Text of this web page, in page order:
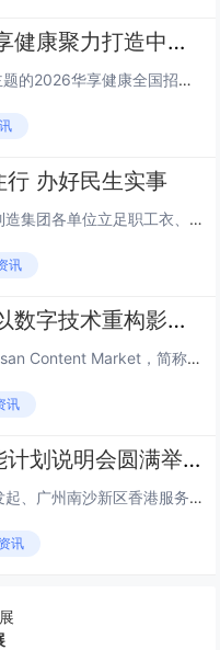
数智融合重构产业格局 华享健康聚力打造中医健康新生态
6月28日，以“数智中医 共启未来”为主题的2026华享健康全国招商发布会在山东济南举行。本次大会汇聚政府主管部门领导、...
行 办好民生实事
民生连着民心，细节彰显温度。装备制造集团各单位立足职工衣、食、住、行日常生活需求，精准对接急难愁盼，推出一系列务实暖心举...
讯
圆剧场共享平台釜山首秀 以数字技术重构影视产业新生态
近日，2026釜山国际影视节目展（Busan Content Market，简称BCM）在韩国釜山BEXCO会展中心盛大...
讯
香港家族新生代投资人赋能计划说明会圆满举行
由蝴蝶发展教育基金与水木创投联合发起、广州南沙新区香港服务中心支持的“香港家族新生代投资人赋能计划”说明会，于6月2日下...
讯